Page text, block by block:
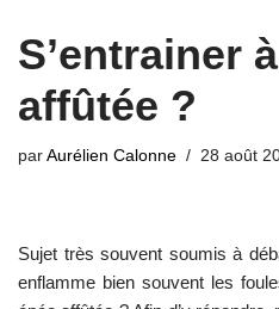
S’entrainer
affûtée ?
par Aurélien Calonne 28 août
Sujet très souvent soumis à
enflamme bien souvent les